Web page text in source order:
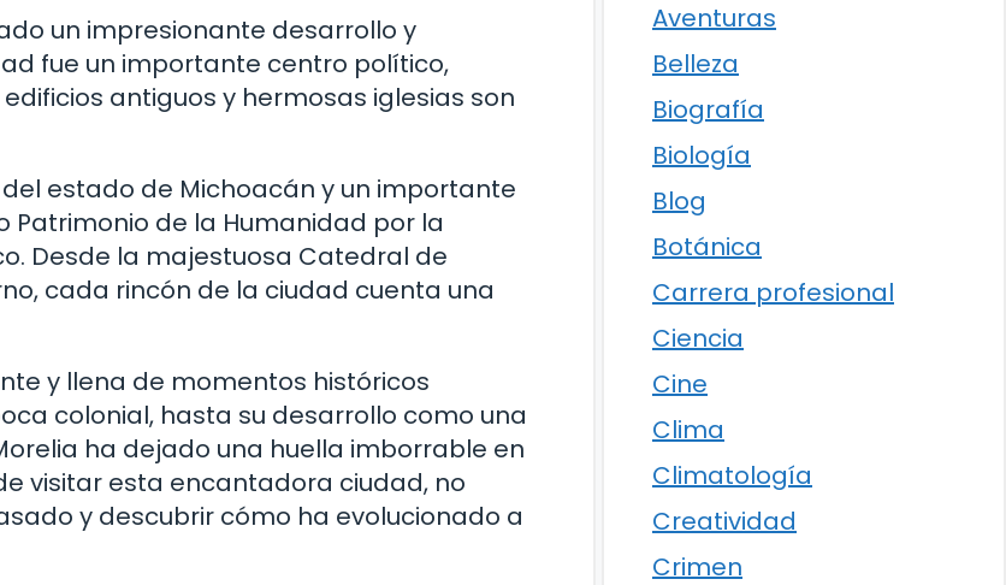
un impresionante desarrollo y
fue un importante centro político,
antiguos y hermosas iglesias son
del estado de Michoacán y un importante
Patrimonio de la Humanidad por la
Desde la majestuosa Catedral de
cada rincón de la ciudad cuenta una
y llena de momentos históricos
colonial, hasta su desarrollo como una
ha dejado una huella imborrable en
visitar esta encantadora ciudad, no
y descubrir cómo ha evolucionado a
Aventuras
Belleza
Biografía
Biología
Blog
Botánica
Carrera profesional
Ciencia
Cine
Clima
Climatología
Creatividad
Crimen